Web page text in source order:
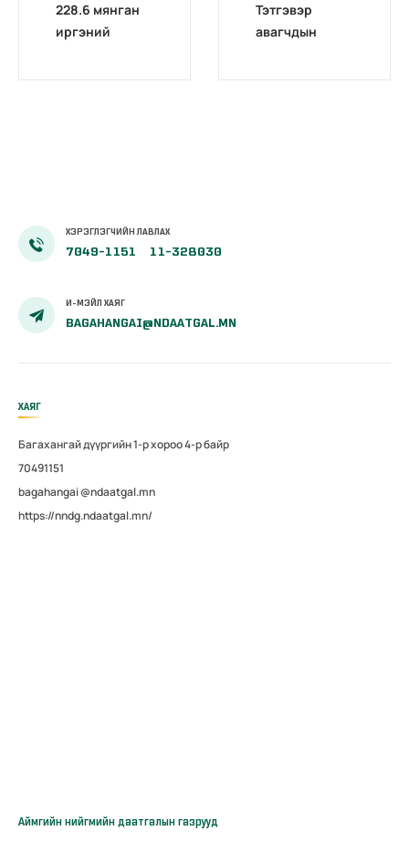
228.6 мянган
иргэний
Тэтгэвэр
авагчдын
ХЭРЭГЛЭГЧИЙН ЛАВЛАХ
7049-1151 11-328030
И-МЭЙЛ ХАЯГ
BAGAHANGAI@NDAATGAL.MN
ХАЯГ
Багахангай дүүргийн 1-р хороо 4-р байр
70491151
bagahangai @ndaatgal.mn
https://nndg.ndaatgal.mn/
Аймгийн нийгмийн даатгалын газрууд